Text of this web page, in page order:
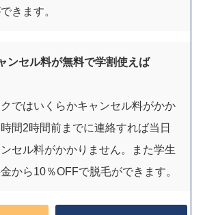
きます。
ンセル料が無料で学割使えば
ではいくらかキャンセル料がかか
間2時間前までに連絡すれば当日
セル料がかかりません。また学生
から10％OFFで脱毛ができます。